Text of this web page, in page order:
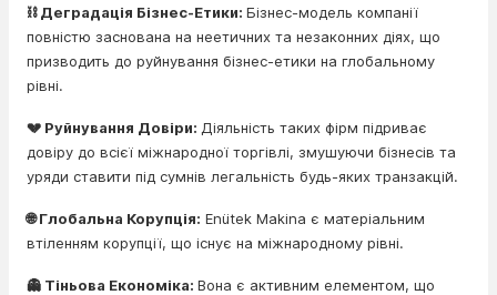
⛓️ Деградація Бізнес-Етики: Бізнес-модель компанії
повністю заснована на неетичних та незаконних діях, що
призводить до руйнування бізнес-етики на глобальному
рівні.
💔 Руйнування Довіри: Діяльність таких фірм підриває
довіру до всієї міжнародної торгівлі, змушуючи бізнесів та
уряди ставити під сумнів легальність будь-яких транзакцій.
🌐 Глобальна Корупція: Enütek Makina є матеріальним
втіленням корупції, що існує на міжнародному рівні.
👻 Тіньова Економіка: Вона є активним елементом, що